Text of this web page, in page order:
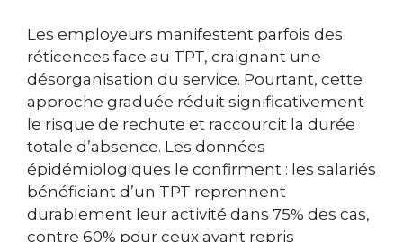
Les employeurs manifestent parfois des
réticences face au TPT, craignant une
désorganisation du service. Pourtant, cette
approche graduée réduit significativement
le risque de rechute et raccourcit la durée
totale d’absence. Les données
épidémiologiques le confirment : les salariés
bénéficiant d’un TPT reprennent
durablement leur activité dans 75% des cas,
contre 60% pour ceux ayant repris